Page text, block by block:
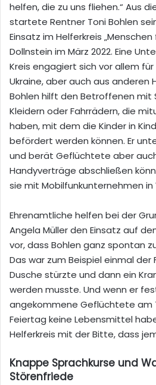
helfen, die zu uns fliehen.“ Aus
startete Rentner Toni Bohlen
Einsatz im Helferkreis „Menschen
Dollnstein im März 2022. Eine
Kreis engagiert sich vor allem für
Ukraine, aber auch aus anderen
Bohlen hilft den Betroffenen mit
Kleidern oder Fahrrädern, die
haben, mit dem die Kinder in
befördert werden können. Er
und berät Geflüchtete aber
Handyverträge abschließen
sie mit Mobilfunkunternehmen in
Ehrenamtliche helfen bei der
Angela Müller den Einsatz auf
vor, dass Bohlen ganz spontan
Das war zum Beispieleinmal der
Dusche stürzte und dann ein
werden musste. Und wenn er
angekommene Geflüchtete am
Feiertag keine Lebensmittel
Helferkreis mit der Bitte, dass
Knappe Sprachkurse und
Störenfriede